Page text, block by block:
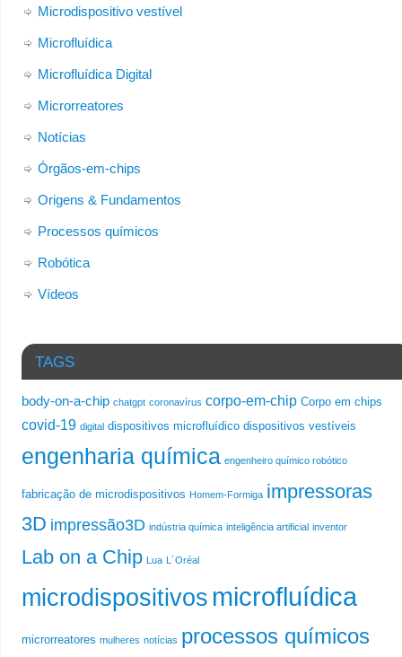
Microdispositivo vestível
Microfluídica
Microfluídica Digital
Microrreatores
Notícias
Órgãos-em-chips
Origens & Fundamentos
Processos químicos
Robótica
Vídeos
TAGS
body-on-a-chip chatgpt coronavírus corpo-em-chip Corpo em chips
covid-19 digital dispositivos microfluídico dispositivos vestíveis
engenharia química engenheiro químico robótico
fabricação de microdispositivos Homem-Formiga impressoras
3D impressão3D indústria química inteligência artificial inventor
Lab on a Chip Lua L´Oréal
microdispositivos microfluídica
microrreatores mulheres notícias processos químicos